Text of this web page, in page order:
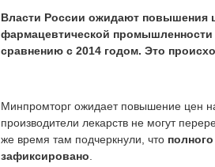
Власти России ожидают повышения
фармацевтической промышленности
сравнению с 2014 годом. Это
Минпромторг ожидает повышение цен
производители лекарств не могут
же время там подчеркнули, что
зафиксировано.